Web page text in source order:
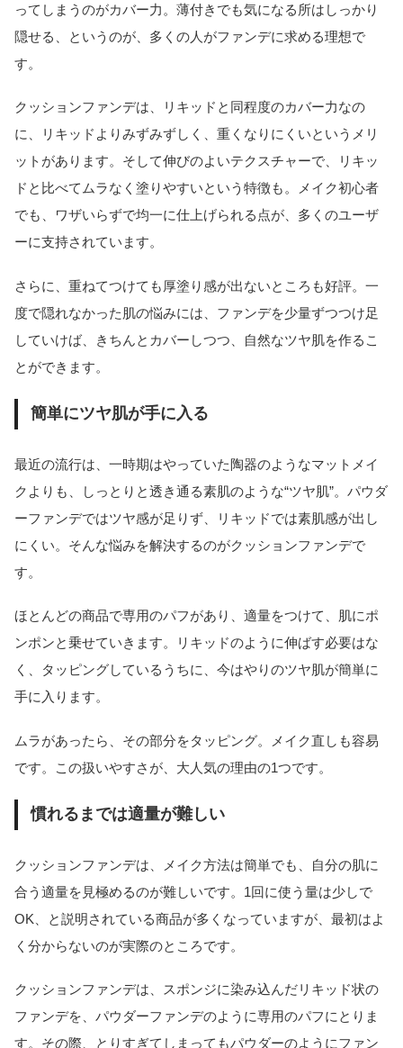
ってしまうのがカバー力。薄付きでも気になる所はしっかり
隠せる、というのが、多くの人がファンデに求める理想で
す。
クッションファンデは、リキッドと同程度のカバー力なの
に、リキッドよりみずみずしく、重くなりにくいというメリ
ットがあります。そして伸びのよいテクスチャーで、リキッ
ドと比べてムラなく塗りやすいという特徴も。メイク初心者
でも、ワザいらずで均一に仕上げられる点が、多くのユーザ
ーに支持されています。
さらに、重ねてつけても厚塗り感が出ないところも好評。一
度で隠れなかった肌の悩みには、ファンデを少量ずつつけ足
していけば、きちんとカバーしつつ、自然なツヤ肌を作るこ
とができます。
簡単にツヤ肌が手に入る
最近の流行は、一時期はやっていた陶器のようなマットメイ
クよりも、しっとりと透き通る素肌のような“ツヤ肌”。パウダ
ーファンデではツヤ感が足りず、リキッドでは素肌感が出し
にくい。そんな悩みを解決するのがクッションファンデで
す。
ほとんどの商品で専用のパフがあり、適量をつけて、肌にポ
ンポンと乗せていきます。リキッドのように伸ばす必要はな
く、タッピングしているうちに、今はやりのツヤ肌が簡単に
手に入ります。
ムラがあったら、その部分をタッピング。メイク直しも容易
です。この扱いやすさが、大人気の理由の1つです。
慣れるまでは適量が難しい
クッションファンデは、メイク方法は簡単でも、自分の肌に
合う適量を見極めるのが難しいです。1回に使う量は少しで
OK、と説明されている商品が多くなっていますが、最初はよ
く分からないのが実際のところです。
クッションファンデは、スポンジに染み込んだリキッド状の
ファンデを、パウダーファンデのように専用のパフにとりま
す。その際、とりすぎてしまってもパウダーのようにファン